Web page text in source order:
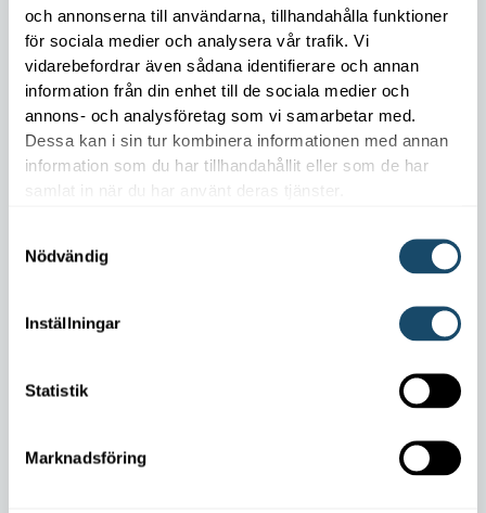
och annonserna till användarna, tillhandahålla funktioner
för sociala medier och analysera vår trafik. Vi
vidarebefordrar även sådana identifierare och annan
information från din enhet till de sociala medier och
annons- och analysföretag som vi samarbetar med.
Dessa kan i sin tur kombinera informationen med annan
information som du har tillhandahållit eller som de har
samlat in när du har använt deras tjänster.
Nödvändig
Inställningar
Statistik
Marknadsföring
El-element
Elpanna
Olja
Fjärrvärme
Radiatorsystem